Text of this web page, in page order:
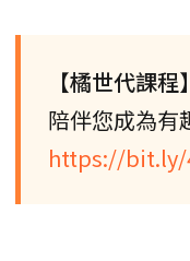
【橘世代課程】
陪伴您成為有
https://bit.ly/